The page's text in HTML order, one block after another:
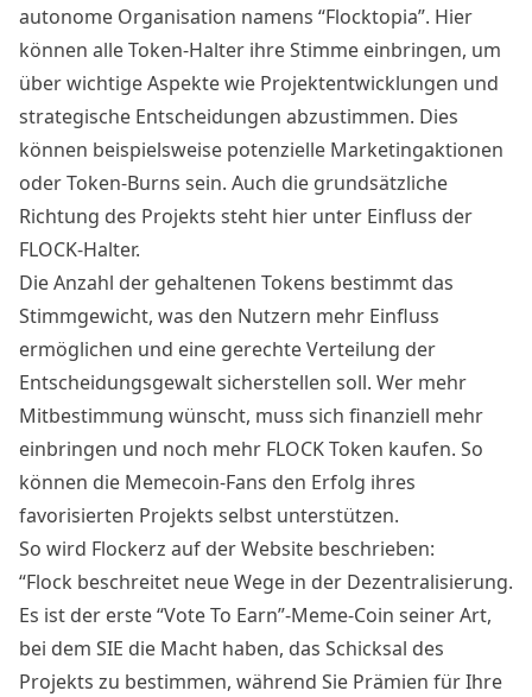
autonome Organisation namens “Flocktopia”. Hier
können alle Token-Halter ihre Stimme einbringen, um
über wichtige Aspekte wie Projektentwicklungen und
strategische Entscheidungen abzustimmen. Dies
können beispielsweise potenzielle Marketingaktionen
oder Token-Burns sein. Auch die grundsätzliche
Richtung des Projekts steht hier unter Einfluss der
FLOCK-Halter.
Die Anzahl der gehaltenen Tokens bestimmt das
Stimmgewicht, was den Nutzern mehr Einfluss
ermöglichen und eine gerechte Verteilung der
Entscheidungsgewalt sicherstellen soll. Wer mehr
Mitbestimmung wünscht, muss sich finanziell mehr
einbringen und noch mehr FLOCK Token kaufen. So
können die Memecoin-Fans den Erfolg ihres
favorisierten Projekts selbst unterstützen.
So wird Flockerz auf der Website beschrieben:
“Flock beschreitet neue Wege in der Dezentralisierung.
Es ist der erste “Vote To Earn”-Meme-Coin seiner Art,
bei dem SIE die Macht haben, das Schicksal des
Projekts zu bestimmen, während Sie Prämien für Ihre